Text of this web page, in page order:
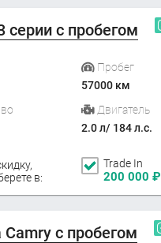
серии с пробегом
Пробег
57000 км
Двигатель
2.0 л/ 184 л.с.
в:
Trade In
200 000 ₽
Camry с пробегом